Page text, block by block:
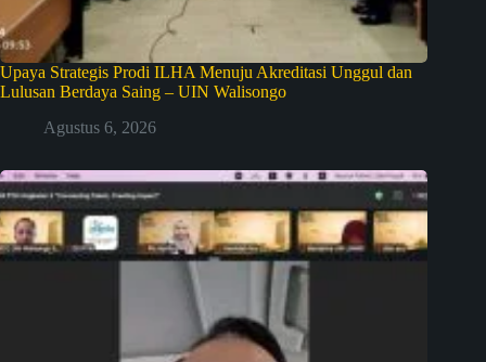
Upaya Strategis Prodi ILHA Menuju Akreditasi Unggul dan
Lulusan Berdaya Saing – UIN Walisongo
Agustus 6, 2026